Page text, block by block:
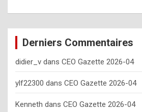
e
y
o
u
Derniers Commentaires
didier_v dans CEO Gazette 2026-04
ylf22300 dans CEO Gazette 2026-04
Kenneth dans CEO Gazette 2026-04